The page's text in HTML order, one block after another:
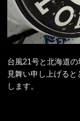
台風21号と北海道
見舞い申し上げる
します。